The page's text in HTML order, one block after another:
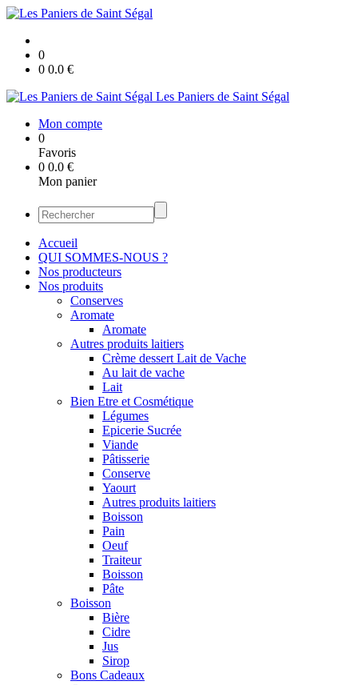
0
0 0.0 €
Les Paniers de Saint Ségal
Mon compte
0
Favoris
0 0.0 €
Mon panier
Accueil
QUI SOMMES-NOUS ?
Nos producteurs
Nos produits
Conserves
Aromate
Aromate
Autres produits laitiers
Crème dessert Lait de Vache
Au lait de vache
Lait
Bien Etre et Cosmétique
Légumes
Epicerie Sucrée
Viande
Pâtisserie
Conserve
Yaourt
Autres produits laitiers
Boisson
Pain
Oeuf
Traiteur
Boisson
Pâte
Boisson
Bière
Cidre
Jus
Sirop
Bons Cadeaux